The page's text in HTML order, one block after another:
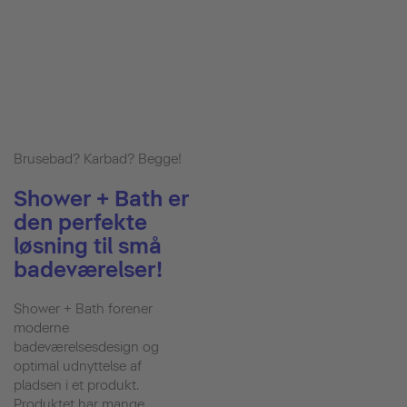
Brusebad? Karbad? Begge!
Shower + Bath er
den perfekte
løsning til små
badeværelser!
Shower + Bath forener
moderne
badeværelsesdesign og
optimal udnyttelse af
pladsen i et produkt.